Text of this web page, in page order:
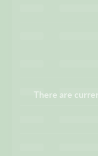
There are